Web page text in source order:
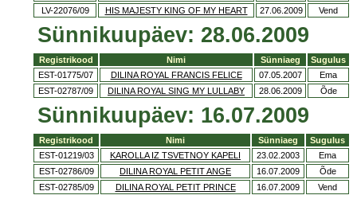
LV-22076/09
HIS MAJESTY KING OF MY HEART 27.06.2009 Vend
Sünnikuupäev: 28.06.2009
Registrikood Nimi Sünniaeg
Sugulus
EST-01775/07
DILINA ROYAL FRANCIS FELICE 07.05.2007
Ema
EST-02787/09
DILINA ROYAL SING MY LULLABY 28.06.2009 Õde
Sünnikuupäev: 16.07.2009
Registrikood Nimi Sünniaeg
Sugulus
EST-01219/03
KAROLLA IZ TSVETNOY KAPELI 23.02.2003
Ema
EST-02786/09
DILINA ROYAL PETIT ANGE 16.07.2009
Õde
EST-02785/09
DILINA ROYAL PETIT PRINCE 16.07.2009 Vend